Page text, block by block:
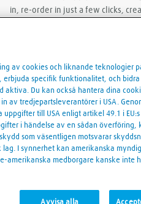
in, re-order in just a few clicks,
Cookie-inställningar
av cookies och liknande teknologier
specifik funktionalitet, och
aktiva. Du kan också hantera dina
av tredjepartsleverantörer i USA.
till USA enligt artikel 49.1 i EU:s
i händelse av en sådan överföring,
som väsentligen motsvarar
I synnerhet kan amerikanska
amerikanska medborgare kanske inte